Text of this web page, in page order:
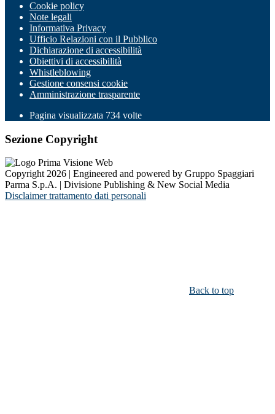
Cookie policy
Note legali
Informativa Privacy
Ufficio Relazioni con il Pubblico
Dichiarazione di accessibilità
Obiettivi di accessibilità
Whistleblowing
Gestione consensi cookie
Amministrazione trasparente
Pagina visualizzata 734 volte
Sezione Copyright
Copyright 2026 | Engineered and powered by Gruppo Spaggiari
Parma S.p.A. | Divisione Publishing & New Social Media
Disclaimer trattamento dati personali
Back to top